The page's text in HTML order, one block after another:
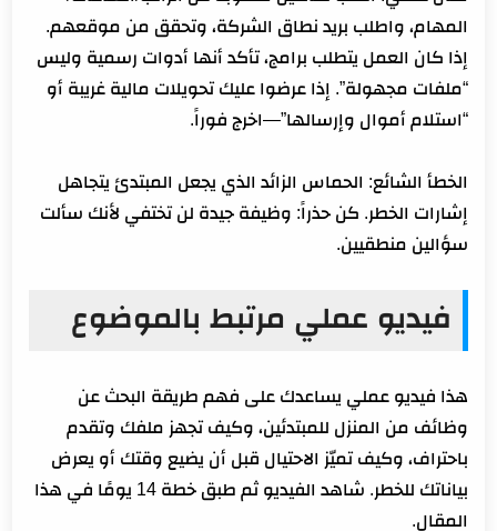
المهام، واطلب بريد نطاق الشركة، وتحقق من موقعهم.
إذا كان العمل يتطلب برامج، تأكد أنها أدوات رسمية وليس
“ملفات مجهولة”. إذا عرضوا عليك تحويلات مالية غريبة أو
“استلام أموال وإرسالها”—اخرج فوراً.
الخطأ الشائع: الحماس الزائد الذي يجعل المبتدئ يتجاهل
إشارات الخطر. كن حذراً: وظيفة جيدة لن تختفي لأنك سألت
سؤالين منطقيين.
فيديو عملي مرتبط بالموضوع
هذا فيديو عملي يساعدك على فهم طريقة البحث عن
وظائف من المنزل للمبتدئين، وكيف تجهز ملفك وتقدم
باحتراف، وكيف تميّز الاحتيال قبل أن يضيع وقتك أو يعرض
بياناتك للخطر. شاهد الفيديو ثم طبق خطة 14 يومًا في هذا
المقال.